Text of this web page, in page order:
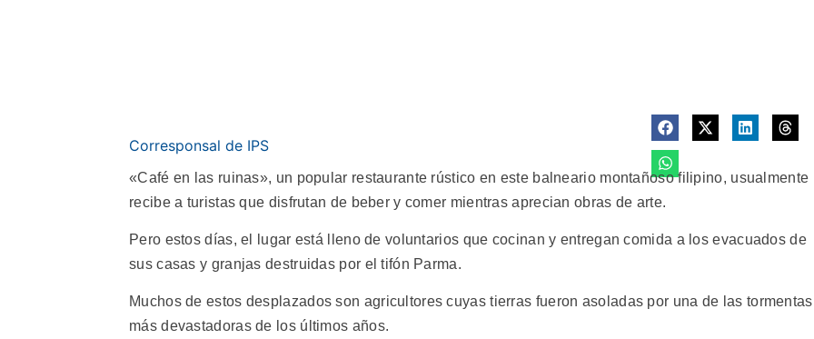
Corresponsal de IPS
«Café en las ruinas», un popular restaurante rústico en este balneario montañoso filipino, usualmente
recibe a turistas que disfrutan de beber y comer mientras aprecian obras de arte.
Pero estos días, el lugar está lleno de voluntarios que cocinan y entregan comida a los evacuados de
sus casas y granjas destruidas por el tifón Parma.
Muchos de estos desplazados son agricultores cuyas tierras fueron asoladas por una de las tormentas
más devastadoras de los últimos años.